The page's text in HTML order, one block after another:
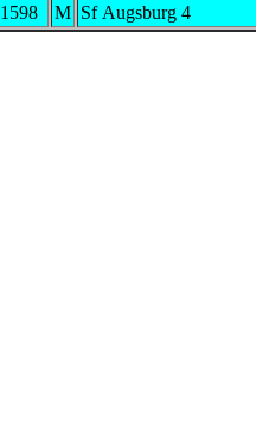
1598 M Sf Augsburg 4